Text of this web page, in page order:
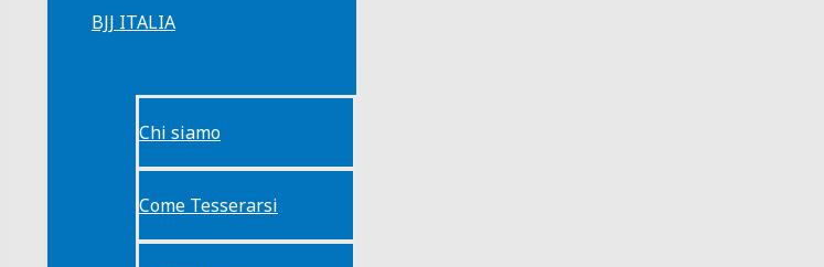
BJJ ITALIA
Chi siamo
Come Tesserarsi